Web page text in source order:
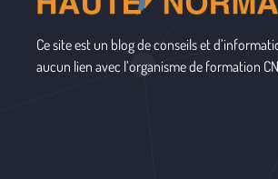
Ce site est un blog de conseils et
aucun lien avec l’organisme de formation